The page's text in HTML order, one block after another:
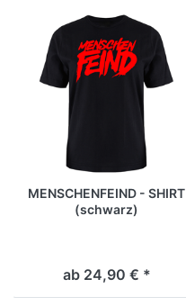
MENSCHENFEIND - SHIRT
(schwarz)
ab 24,90 € *